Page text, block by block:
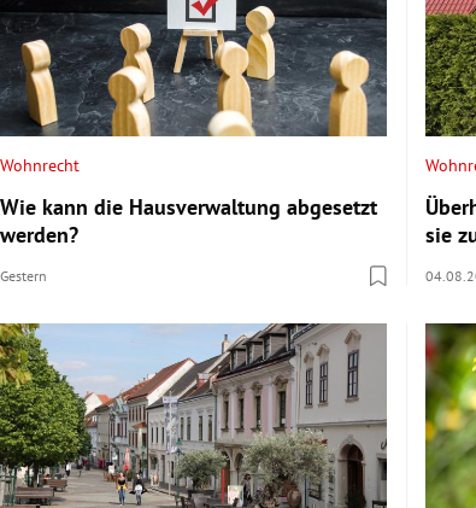
Wohnrecht
Wie kann die Hausverwaltung abgesetzt
werden?
Gestern
sie